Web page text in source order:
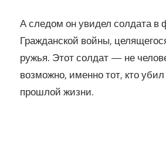
А следом он увидел солдата в
Гражданской войны,
ружья. Этот солдат — не
возможно, именно тот, кто
прошлой жизни.